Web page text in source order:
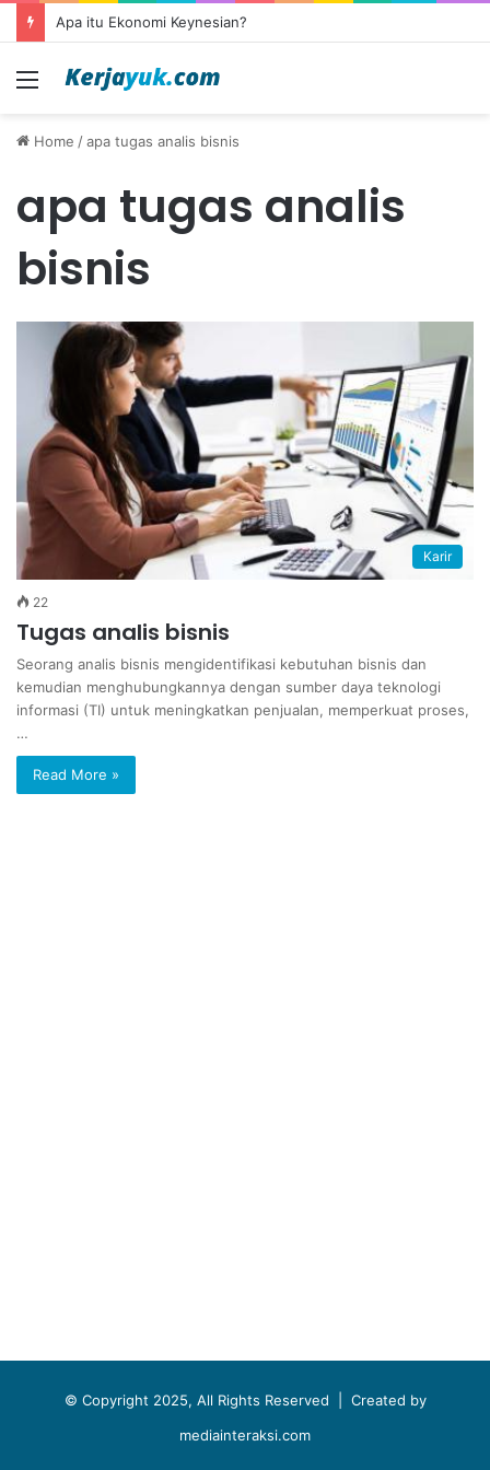
Apa itu Ekonomi Keynesian?
Menu
Home /apa tugas analis bisnis
apa tugas analis
bisnis
Karir
22
Tugas analis bisnis
Seorang analis bisnis mengidentifikasi kebutuhan bisnis dan
kemudian menghubungkannya dengan sumber daya teknologi
informasi (TI) untuk meningkatkan penjualan, memperkuat proses,
…
Read More »
© Copyright 2025, All Rights Reserved | Created by
mediainteraksi.com